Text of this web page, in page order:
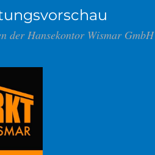
der Hansekontor Wismar GmbH